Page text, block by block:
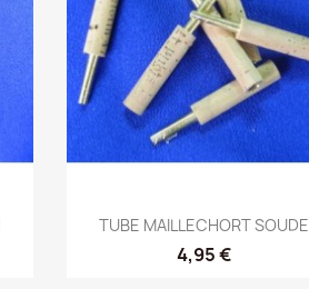
Aperçu rapide
TUBE MAILLECHORT SOUDE
4,95 €